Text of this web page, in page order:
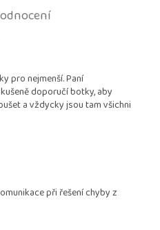
je 5 z 5 hvězdiček.
pro nejmenší. Paní
doporučí botky, aby
a vždycky jsou tam všichni
je 5 z 5 hvězdiček.
při řešení chyby z